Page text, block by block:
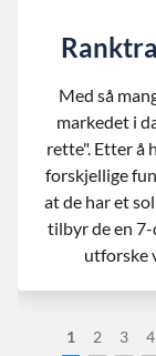
1 2 3 4
Med så
markedet i
rette". Etter å
forskjellige
at de har et
tilbyr de en 7-
utforske